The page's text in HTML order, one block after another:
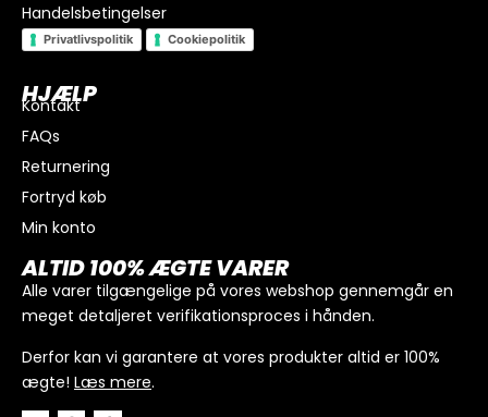
I alt
Køb for300kr. mere for gratis fragt
Handelsbetingelser
Privatlivspolitik Cookiepolitik
HJÆLP
Kontakt
FAQs
Returnering
Fortryd køb
Min konto
ALTID 100% ÆGTE VARER
Alle varer tilgængelige på vores webshop gennemgår en
meget detaljeret verifikationsproces i hånden.
Derfor kan vi garantere at vores produkter altid er 100%
ægte! Læs mere.